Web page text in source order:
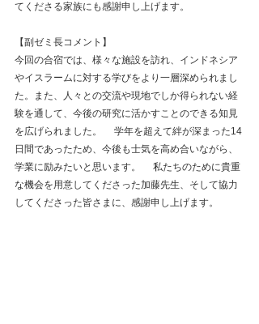
てくださる家族にも感謝申し上げます。
【副ゼミ長コメント】
今回の合宿では、様々な施設を訪れ、インドネシア
やイスラームに対する学びをより一層深められまし
た。また、人々との交流や現地でしか得られない経
験を通して、今後の研究に活かすことのできる知見
を広げられました。 　学年を超えて絆が深まった14
日間であったため、今後も士気を高め合いながら、
学業に励みたいと思います。 　私たちのために貴重
な機会を用意してくださった加藤先生、そして協力
してくださった皆さまに、感謝申し上げます。